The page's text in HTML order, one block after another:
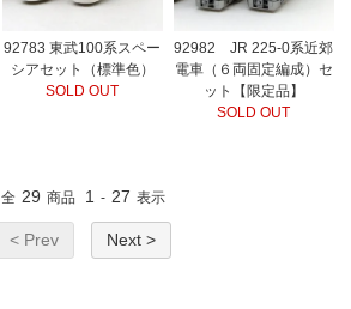
92783 東武100系スペー
シアセット（標準色）
SOLD OUT
92982 JR 225-0系近郊
電車（６両固定編成）セ
ット【限定品】
SOLD OUT
全 29 商品 1 - 27 表示
< Prev Next >